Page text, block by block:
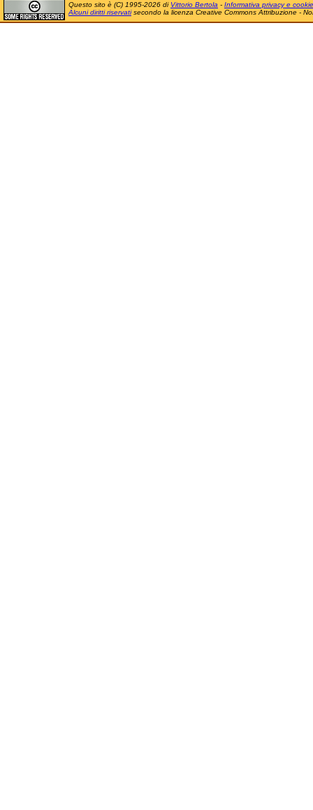
Questo sito è (C) 1995-2026 di Vittorio Bertola - Informativa privacy e cookie
Alcuni diritti riservatisecondo la licenza Creative Commons Attribuzione -